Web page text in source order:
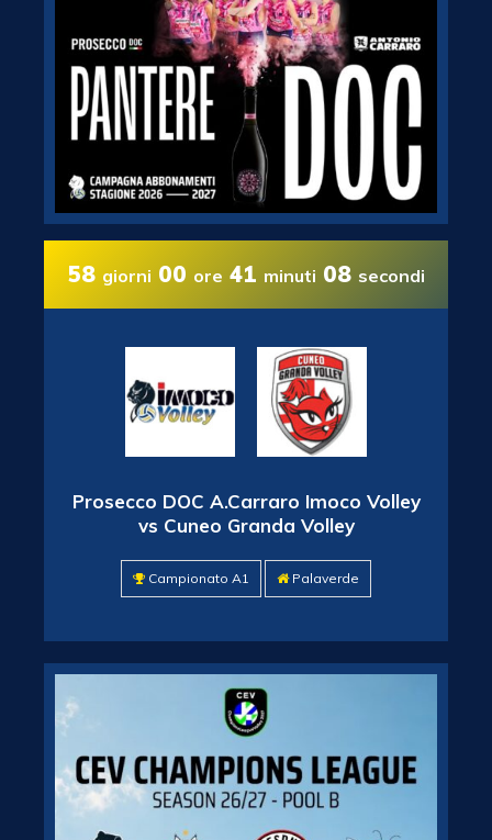
58 giorni 00 ore 41 minuti 07 secondi
Prosecco DOC A.Carraro Imoco Volley
vs Cuneo Granda Volley
Campionato A1 Palaverde